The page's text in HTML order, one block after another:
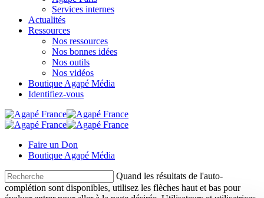
Services internes
Actualités
Ressources
Nos ressources
Nos bonnes idées
Nos outils
Nos vidéos
Boutique Agapé Média
Identifiez-vous
Faire un Don
Boutique Agapé Média
Quand les résultats de l'auto-
complétion sont disponibles, utilisez les flèches haut et bas pour